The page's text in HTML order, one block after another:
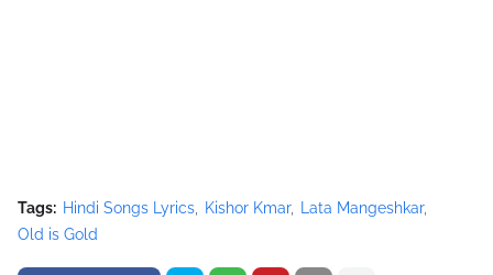
Tags: Hindi Songs Lyrics Kishor Kmar
Lata Mangeshkar
Old is Gold